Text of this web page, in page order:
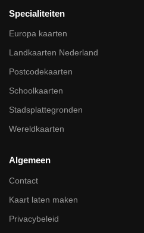
Specialiteiten
Europa kaarten
Landkaarten Nederland
Postcodekaarten
Schoolkaarten
Stadsplattegronden
Wereldkaarten
Algemeen
Contact
Kaart laten maken
Privacybeleid